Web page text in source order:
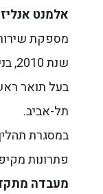
אלמנט
מספקת
שנת 2010, בניהולו של
בעל תואר
תל-אביב.
במסגרת
פתרונות
מעבדה